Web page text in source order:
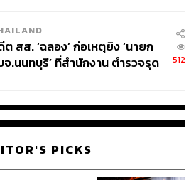
นเวียนจะเป็นอีกทางเลือก แต่ส่วน
างต่อเนื่อง เช่น แสงแดดสำหรับ
าจมีเฉพาะในช่วงเวลากลางวัน
ยู่กับลมฟ้าอากาศ ขณะที่ปัจจุบันเรา
การเติบโตของตลาดรถยนต์ไฟฟ้า
องแบตเตอรี่ทั้งในแง่ประสิทธิภาพ
สรุปก็คือ โลกต้องการแบตเตอรี่ที่ดี
ต สส. ‘ฉลอง’ ก่อเหตุยิง ‘นายก
จ.นนทบุรี’ ที่สำนักงาน ตำรวจรุด
512
PICKS